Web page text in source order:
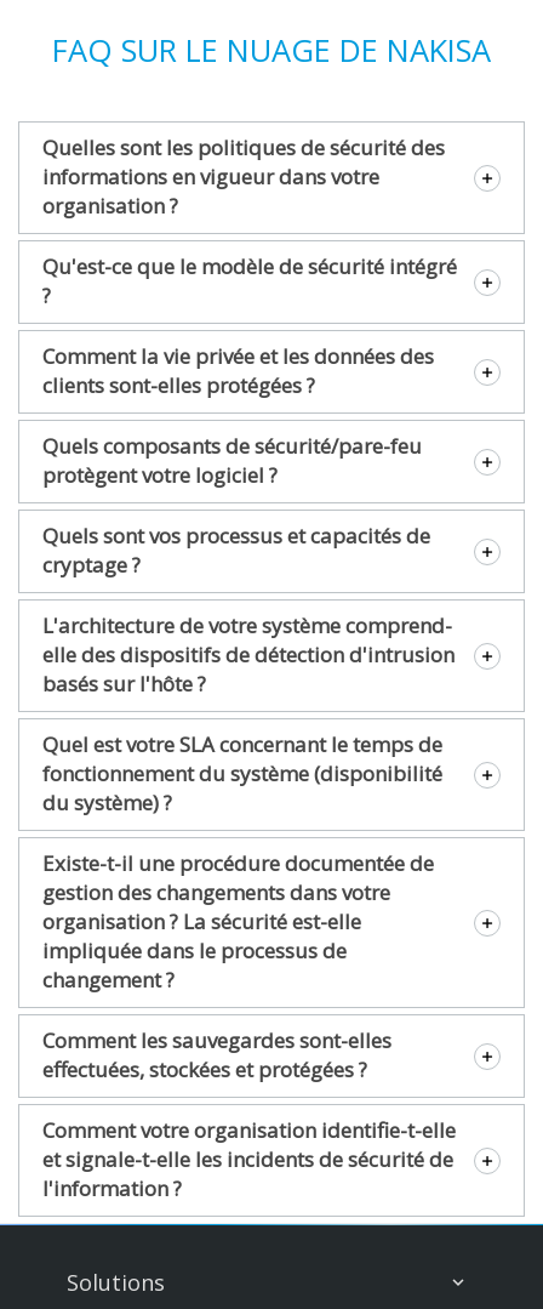
FAQ SUR LE NUAGE DE NAKISA
Quelles sont les politiques de sécurité des
informations en vigueur dans votre
organisation ?
Qu'est-ce que le modèle de sécurité intégré
?
Comment la vie privée et les données des
clients sont-elles protégées ?
Quels composants de sécurité/pare-feu
protègent votre logiciel ?
Quels sont vos processus et capacités de
cryptage ?
L'architecture de votre système comprend-
elle des dispositifs de détection d'intrusion
basés sur l'hôte ?
Quel est votre SLA concernant le temps de
fonctionnement du système (disponibilité
du système) ?
Existe-t-il une procédure documentée de
gestion des changements dans votre
organisation ? La sécurité est-elle
impliquée dans le processus de
changement ?
Comment les sauvegardes sont-elles
effectuées, stockées et protégées ?
Comment votre organisation identifie-t-elle
et signale-t-elle les incidents de sécurité de
l'information ?
Solutions